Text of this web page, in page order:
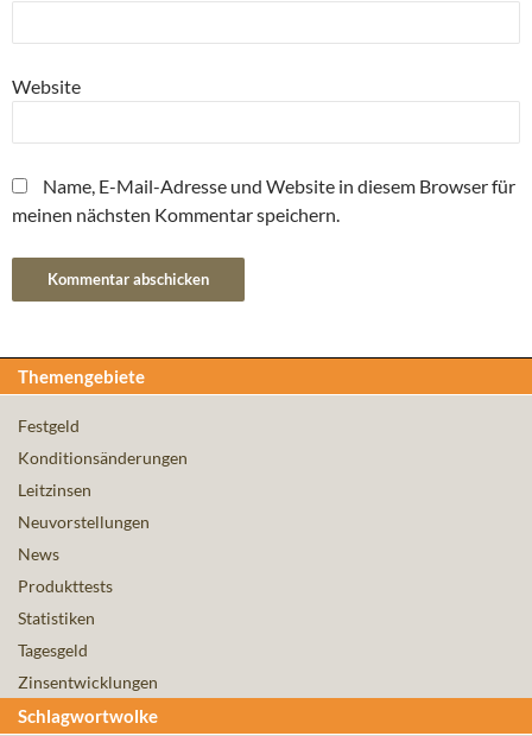
Website
Name, E-Mail-Adresse und Website in diesem Browser für
meinen nächsten Kommentar speichern.
Themengebiete
Festgeld
Konditionsänderungen
Leitzinsen
Neuvorstellungen
News
Produkttests
Statistiken
Tagesgeld
Zinsentwicklungen
Schlagwortwolke